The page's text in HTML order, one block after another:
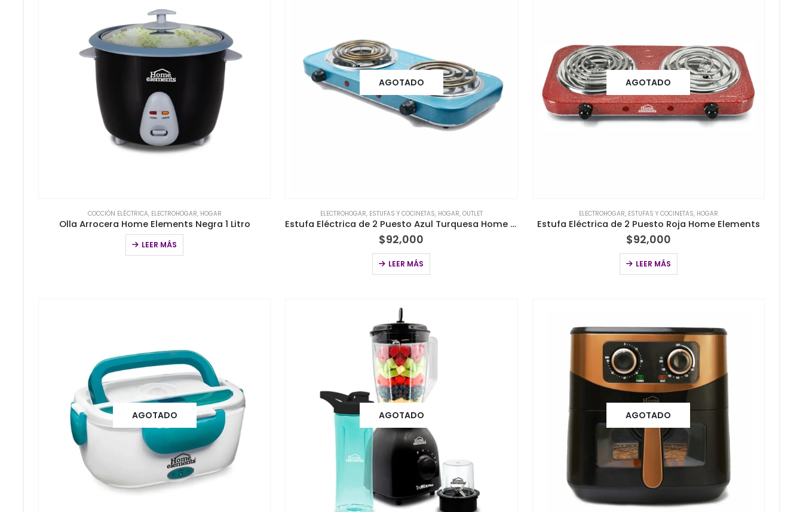
COCCIÓN ELÉCTRICA, ELECTROHOGAR, HOGAR
Olla Arrocera Home Elements Negra 1 Litro
LEER MÁS
AGOTADO
ELECTROHOGAR, ESTUFAS Y COCINETAS, HOGAR, OUTLET
Estufa Eléctrica de 2 Puesto Azul Turquesa Home Elements
$92,000
LEER MÁS
AGOTADO
ELECTROHOGAR, ESTUFAS Y COCINETAS, HOGAR
Estufa Eléctrica de 2 Puesto Roja Home Elements
$92,000
LEER MÁS
AGOTADO AGOTADO AGOTADO